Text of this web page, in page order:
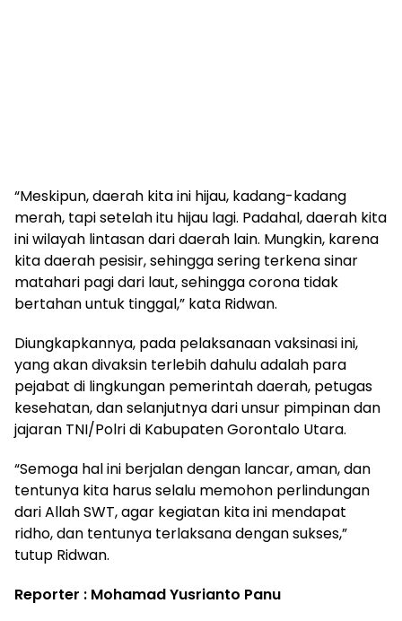
“Meskipun, daerah kita ini hijau, kadang-kadang
merah, tapi setelah itu hijau lagi. Padahal, daerah kita
ini wilayah lintasan dari daerah lain. Mungkin, karena
kita daerah pesisir, sehingga sering terkena sinar
matahari pagi dari laut, sehingga corona tidak
bertahan untuk tinggal,” kata Ridwan.
Diungkapkannya, pada pelaksanaan vaksinasi ini,
yang akan divaksin terlebih dahulu adalah para
pejabat di lingkungan pemerintah daerah, petugas
kesehatan, dan selanjutnya dari unsur pimpinan dan
jajaran TNI/Polri di Kabupaten Gorontalo Utara.
“Semoga hal ini berjalan dengan lancar, aman, dan
tentunya kita harus selalu memohon perlindungan
dari Allah SWT, agar kegiatan kita ini mendapat
ridho, dan tentunya terlaksana dengan sukses,”
tutup Ridwan.
Reporter : Mohamad Yusrianto Panu